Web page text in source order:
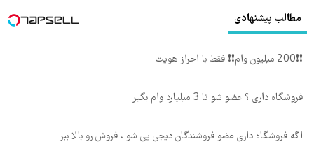
مطالب پیشنهادی
❗❗200 میلیون وام❗❗ فقط با احراز هویت
فروشگاه داری ؟ عضو شو تا 3 میلیارد وام بگیر
اگه فروشگاه داری عضو فروشندگان دیجی پی شو ، فروش رو بالا ببر